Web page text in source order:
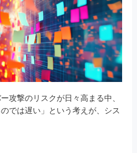
攻撃のリスクが日々高まる中、
のでは遅い」という考えが、シス